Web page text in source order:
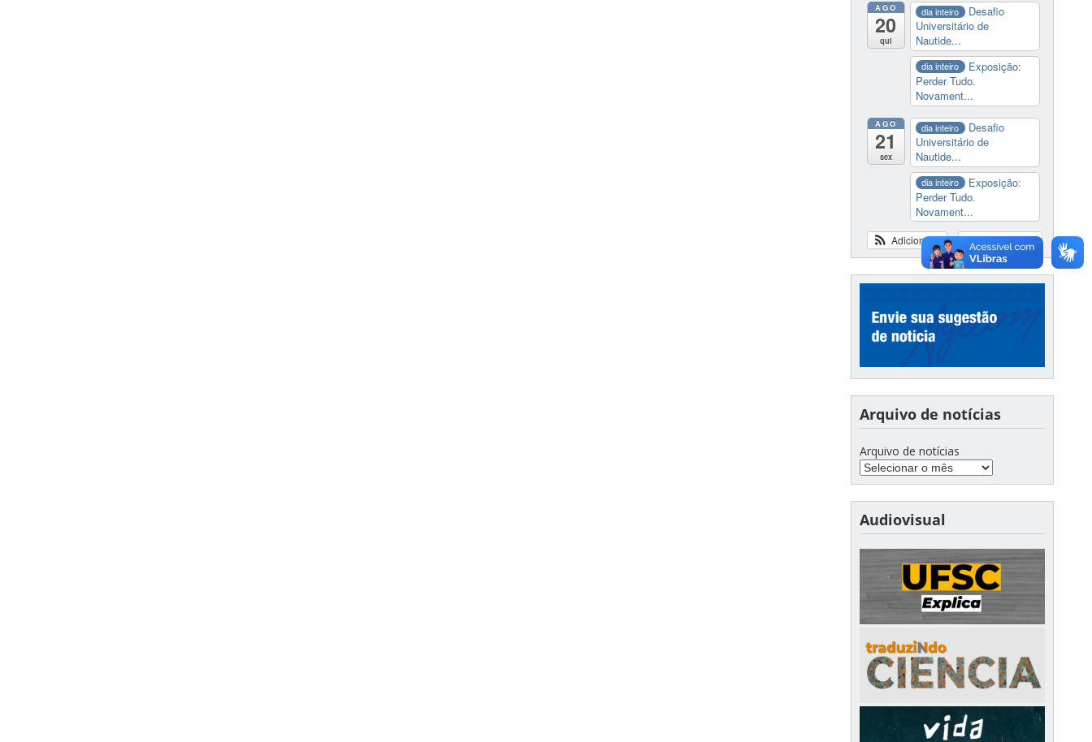
AGO
20
qui
dia inteiro
Desafio
Universitário de
Nautide...
dia inteiro
Exposição:
Perder Tudo.
Novament...
AGO
21
sex
dia inteiro
Desafio
Universitário de
Nautide...
dia inteiro
Exposição:
Perder Tudo.
Novament...
Ver calendário
Adicionar
Arquivo de notícias
Arquivo de notícias
Audiovisual